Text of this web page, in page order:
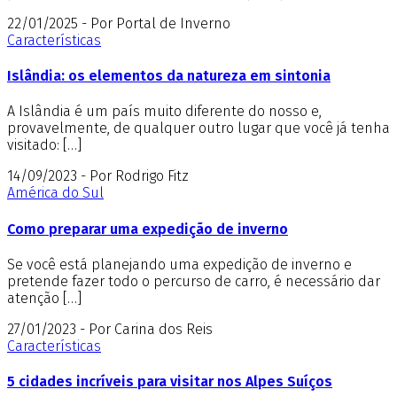
22/01/2025 - Por Portal de Inverno
Características
Islândia: os elementos da natureza em sintonia
A Islândia é um país muito diferente do nosso e,
provavelmente, de qualquer outro lugar que você já tenha
visitado: […]
14/09/2023 - Por Rodrigo Fitz
América do Sul
Como preparar uma expedição de inverno
Se você está planejando uma expedição de inverno e
pretende fazer todo o percurso de carro, é necessário dar
atenção […]
27/01/2023 - Por Carina dos Reis
Características
5 cidades incríveis para visitar nos Alpes Suíços